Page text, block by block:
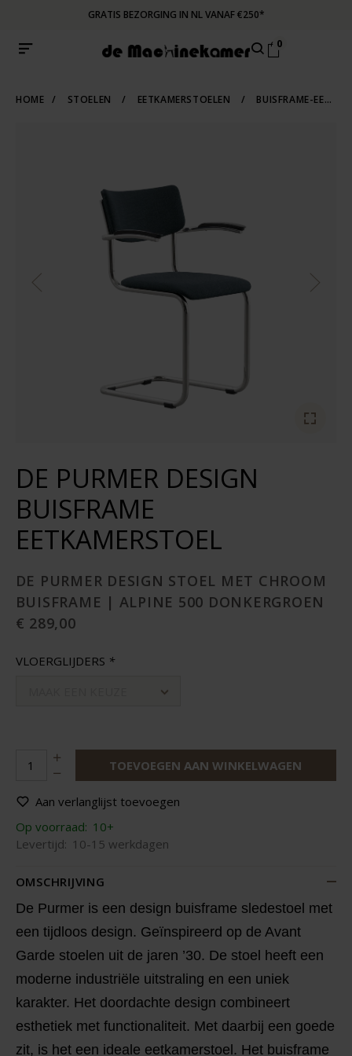
GRATIS BEZORGING IN NL VANAF €250*
0
HOME / STOELEN / EETKAMERSTOELEN / BUISFRAME-EETKAMERSTOELEN
DE PURMER DESIGN
BUISFRAME
EETKAMERSTOEL
DE PURMER DESIGN STOEL MET CHROOM
BUISFRAME | ALPINE 500 DONKERGROEN
€ 289,00
VLOERGLIJDERS *
TOEVOEGEN AAN WINKELWAGEN
Aan verlanglijst toevoegen
Op voorraad: 10+
Levertijd: 10-15 werkdagen
OMSCHRIJVING
De Purmer is een design buisframe sledestoel met
een tijdloos design. Geïnspireerd op de Avant
Garde stoelen uit de jaren ’30. De stoel heeft een
moderne industriële uitstraling en een uniek
karakter. Het doordachte design combineert
esthetiek met functionaliteit. Met daarbij een goede
zit, is het een ideale eetkamerstoel. Het buisframe